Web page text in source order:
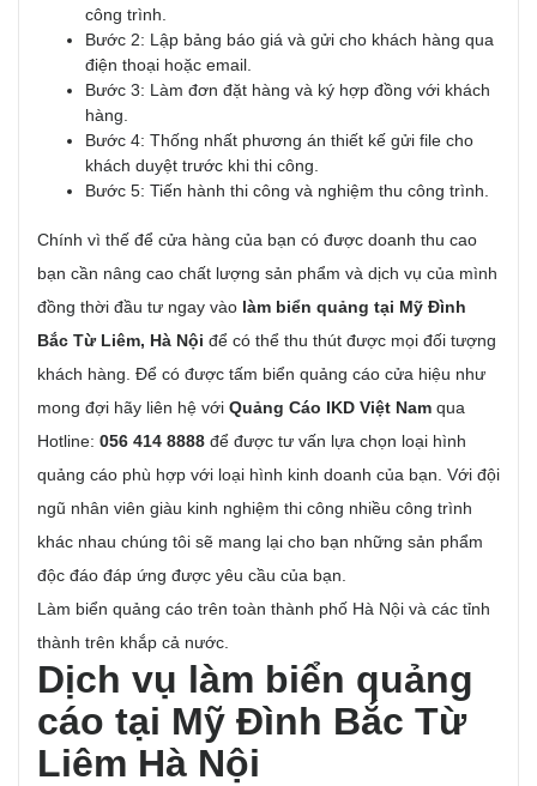
công trình.
Bước 2: Lập bảng báo giá và gửi cho khách hàng qua
điện thoại hoặc email.
Bước 3: Làm đơn đặt hàng và ký hợp đồng với khách
hàng.
Bước 4: Thống nhất phương án thiết kế gửi file cho
khách duyệt trước khi thi công.
Bước 5: Tiến hành thi công và nghiệm thu công trình.
Chính vì thế để cửa hàng của bạn có được doanh thu cao
bạn cần nâng cao chất lượng sản phẩm và dịch vụ của mình
đồng thời đầu tư ngay vào làm biển quảng tại Mỹ Đình
Bắc Từ Liêm, Hà Nội để có thể thu thút được mọi đối tượng
khách hàng. Để có được tấm biển quảng cáo cửa hiệu như
mong đợi hãy liên hệ với Quảng Cáo IKD Việt Nam qua
Hotline: 056 414 8888 để được tư vấn lựa chọn loại hình
quảng cáo phù hợp với loại hình kinh doanh của bạn. Với đội
ngũ nhân viên giàu kinh nghiệm thi công nhiều công trình
khác nhau chúng tôi sẽ mang lại cho bạn những sản phẩm
độc đáo đáp ứng được yêu cầu của bạn.
Làm biển quảng cáo trên toàn thành phố Hà Nội và các tỉnh
thành trên khắp cả nước.
Dịch vụ làm biển quảng
cáo tại Mỹ Đình Bắc Từ
Liêm Hà Nội